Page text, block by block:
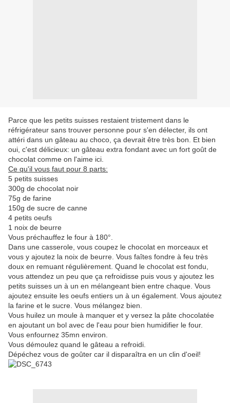
Parce que les petits suisses restaient tristement dans le
réfrigérateur sans trouver personne pour s'en délecter, ils ont
attéri dans un gâteau au choco, ça devrait être très bon. Et bien
oui, c'est délicieux: un gâteau extra fondant avec un fort goût de
chocolat comme on l'aime ici.
Ce qu'il vous faut pour 8 parts:
5 petits suisses
300g de chocolat noir
75g de farine
150g de sucre de canne
4 petits oeufs
1 noix de beurre
Vous préchauffez le four à 180°.
Dans une casserole, vous coupez le chocolat en morceaux et
vous y ajoutez la noix de beurre. Vous faîtes fondre à feu très
doux en remuant régulièrement. Quand le chocolat est fondu,
vous attendez un peu que ça refroidisse puis vous y ajoutez les
petits suisses un à un en mélangeant bien entre chaque. Vous
ajoutez ensuite les oeufs entiers un à un également. Vous ajoutez
la farine et le sucre. Vous mélangez bien.
Vous huilez un moule à manquer et y versez la pâte chocolatée
en ajoutant un bol avec de l'eau pour bien humidifier le four.
Vous enfournez 35mn environ.
Vous démoulez quand le gâteau a refroidi.
Dépéchez vous de goûter car il disparaîtra en un clin d'oeil!